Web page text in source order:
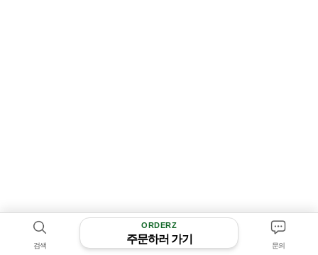
검색
ORDERZ
주문하러 가기
문의